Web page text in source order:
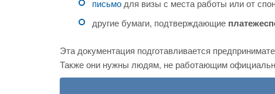
письмо для визы с места работы или от
другие бумаги, подтверждающие
Эта документация подготавливается
Также они нужны людям, не работающим